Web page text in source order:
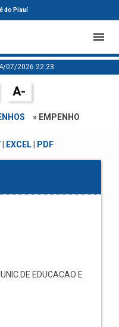
do Piauí
07/2026 22:23
A-
» EMPENHO
| EXCEL| PDF
EDUCACAO E